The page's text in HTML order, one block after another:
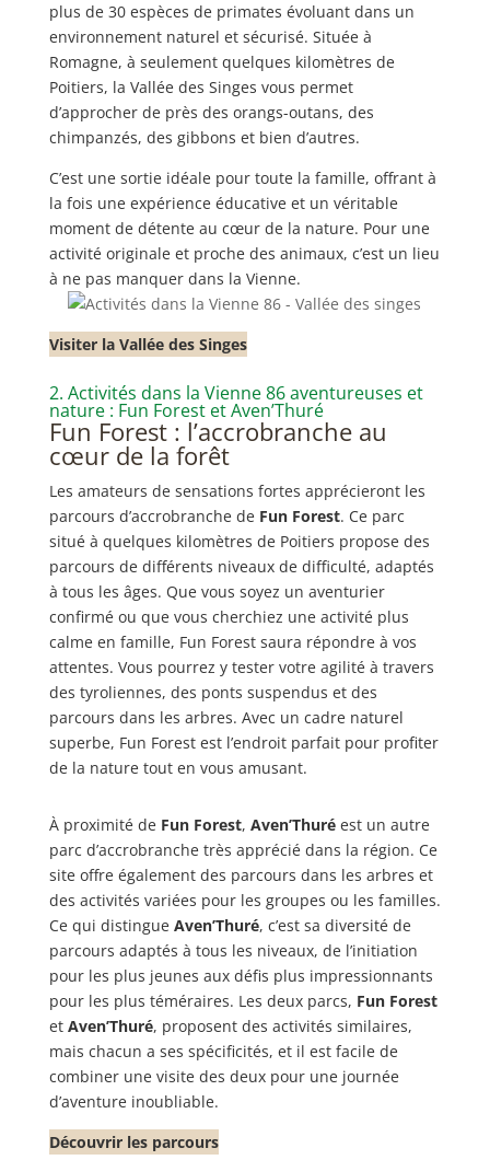
plus de 30 espèces de primates évoluant dans un
environnement naturel et sécurisé. Située à
Romagne, à seulement quelques kilomètres de
Poitiers, la Vallée des Singes vous permet
d’approcher de près des orangs-outans, des
chimpanzés, des gibbons et bien d’autres.
C’est une sortie idéale pour toute la famille, offrant à
la fois une expérience éducative et un véritable
moment de détente au cœur de la nature. Pour une
activité originale et proche des animaux, c’est un lieu
à ne pas manquer dans la Vienne.
Visiter la Vallée des Singes
2. Activités dans la Vienne 86 aventureuses et
nature : Fun Forest et Aven’Thuré
Fun Forest : l’accrobranche au
cœur de la forêt
Les amateurs de sensations fortes apprécieront les
parcours d’accrobranche de Fun Forest. Ce parc
situé à quelques kilomètres de Poitiers propose des
parcours de différents niveaux de difficulté, adaptés
à tous les âges. Que vous soyez un aventurier
confirmé ou que vous cherchiez une activité plus
calme en famille, Fun Forest saura répondre à vos
attentes. Vous pourrez y tester votre agilité à travers
des tyroliennes, des ponts suspendus et des
parcours dans les arbres. Avec un cadre naturel
superbe, Fun Forest est l’endroit parfait pour profiter
de la nature tout en vous amusant.
À proximité de Fun Forest, Aven’Thuréest un autre
parc d’accrobranche très apprécié dans la région. Ce
site offre également des parcours dans les arbres et
des activités variées pour les groupes ou les familles.
Ce qui distingue Aven’Thuré, c’est sa diversité de
parcours adaptés à tous les niveaux, de l’initiation
pour les plus jeunes aux défis plus impressionnants
pour les plus téméraires. Les deux parcs, Fun Forest
et Aven’Thuré, proposent des activités similaires,
mais chacun a ses spécificités, et il est facile de
combiner une visite des deux pour une journée
d’aventure inoubliable.
Découvrir les parcours